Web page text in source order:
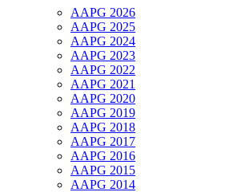
AAPG 2026
AAPG 2025
AAPG 2024
AAPG 2023
AAPG 2022
AAPG 2021
AAPG 2020
AAPG 2019
AAPG 2018
AAPG 2017
AAPG 2016
AAPG 2015
AAPG 2014